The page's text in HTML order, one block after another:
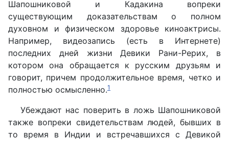
Шапошниковой и Кадакина вопреки
существующим доказательствам о полном
духовном и физическом здоровье киноактрисы.
Например, видеозапись (есть в Интернете)
последних дней жизни Девики Рани-Рерих, в
котором она обращается к русским друзьям и
говорит, причем продолжительное время, четко и
полностью осмысленно.1
Убеждают нас поверить в ложь Шапошниковой
также вопреки свидетельствам людей, бывших в
то время в Индии и встречавшихся с Девикой